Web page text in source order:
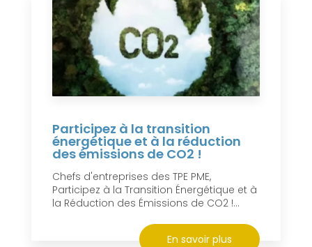
Participez à la transition
énergétique et à la réduction
des émissions de CO2 !
Chefs d'entreprises des TPE PME,
Participez à la Transition Énergétique et à
la Réduction des Émissions de CO2 !...
En savoir plus